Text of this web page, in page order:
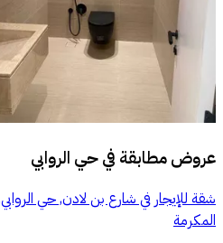
عروض مطابقة فيحي الروابي
شقة للإيجار في شارع بن لادن, حي
المكرمة